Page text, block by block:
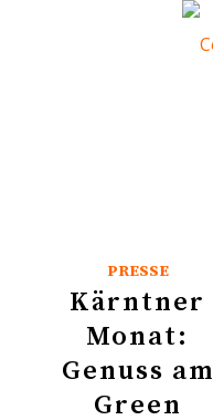
PRESSE
Kärntner
Monat:
Genuss am
Green